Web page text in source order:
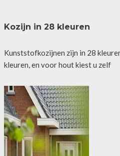
Kozijn in 28 kleuren
Kunststofkozijnen zijn in 28
kleuren, en voor hout kiest u zelf